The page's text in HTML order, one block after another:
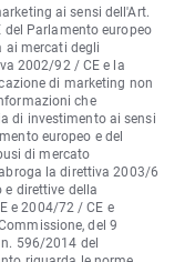
ai sensi dell'Art.
Parlamento europeo
ai mercati degli
2002/92 / CE e la
di marketing non
che
di investimento ai sensi
europeo e del
di mercato
la direttiva 2003/6
e direttive della
e 2004/72 / CE e
del 9
596/2014 del